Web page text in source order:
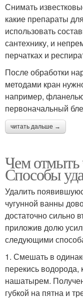
Снимать
какие препараты
использовать
сантехнику, и
перчатках и
После обработки
методами кран
например,
первоначальный
читать дальше →
Чем отмыть
Способы
Удалить
чугунной ванны
достаточно сильно
приложив долю
следующими
1. Смешать в
перекись водорода,
нашатырем.
губкой на пятна и